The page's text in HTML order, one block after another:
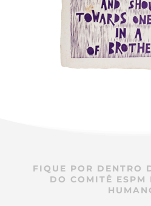
FIQUE POR DENTRO
DO COMITÊ ESPM